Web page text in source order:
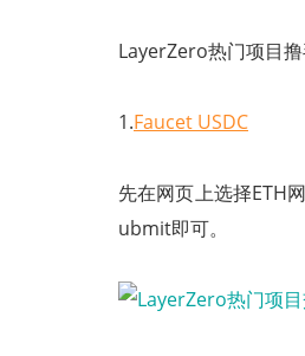
LayerZero热门项目
1.Faucet USDC
先在网页上选择ETH
ubmit即可。